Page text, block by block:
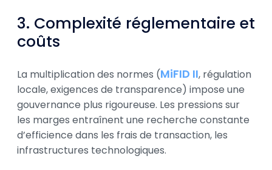
3. Complexité réglementaire et
coûts
La multiplication des normes (MiFID II, régulation
locale, exigences de transparence) impose une
gouvernance plus rigoureuse. Les pressions sur
les marges entraînent une recherche constante
d’efficience dans les frais de transaction, les
infrastructures technologiques.